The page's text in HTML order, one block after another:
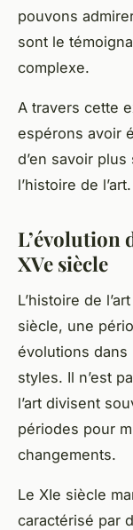
pouvons
sont le
complexe.
A travers cette
espérons avoir
d’en savoir
l’histoire de l’art.
L’évolution
XVe siècle
L’histoire de
siècle, une
évolutions
styles. Il n’est
l’art divisent
périodes pour
changements.
Le XIe siècle
caractérisé par